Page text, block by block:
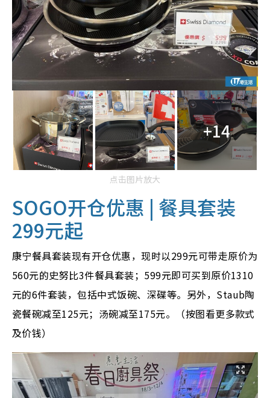
+14
点击图片放大
SOGO开仓优惠 | 餐具套装
299元起
康宁餐具套装现有开仓优惠，现时以299元可带走原价为
560元的史努比3件餐具套装；599元即可买到原价1310
元的6件套装，包括中式饭碗、深碟等。另外，Staub陶
瓷餐碗减至125元；汤碗减至175元。（按图看更多款式
及价钱）